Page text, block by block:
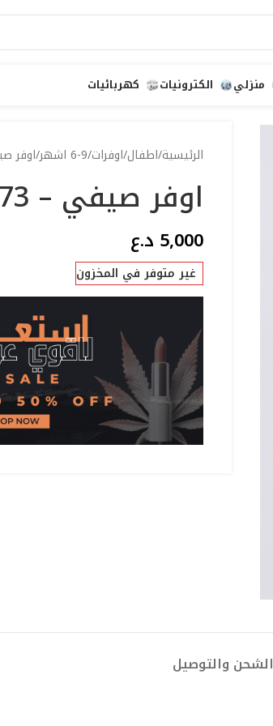
منزلي الكترونيات كهربائيات
الرئيسية اطفالاوفرات 6-9 اشهر اوفر
اوفر صيفي – 73
5,000 د.ع
غير متوفر في المخزون
الشحن والتوصيل